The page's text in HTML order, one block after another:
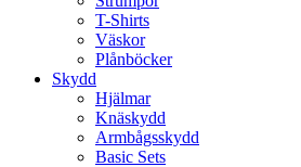
T-Shirts
Väskor
Plånböcker
Skydd
Hjälmar
Knäskydd
Armbågsskydd
Basic Sets